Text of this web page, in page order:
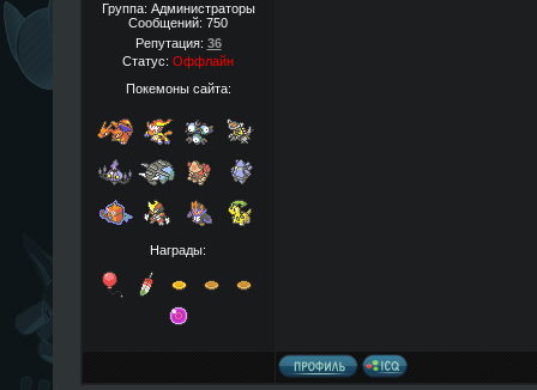
Группа: Администраторы
Сообщений: 750
Репутация: 36
Статус: Оффлайн
Покемоны сайта:
Награды: